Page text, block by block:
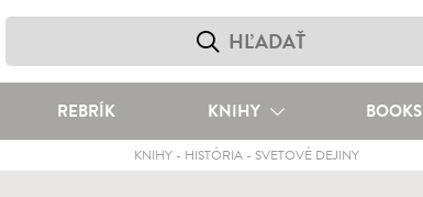
REBRÍK KNIHY BOOKS
KNIHY - HISTÓRIA - SVETOVÉ DEJINY